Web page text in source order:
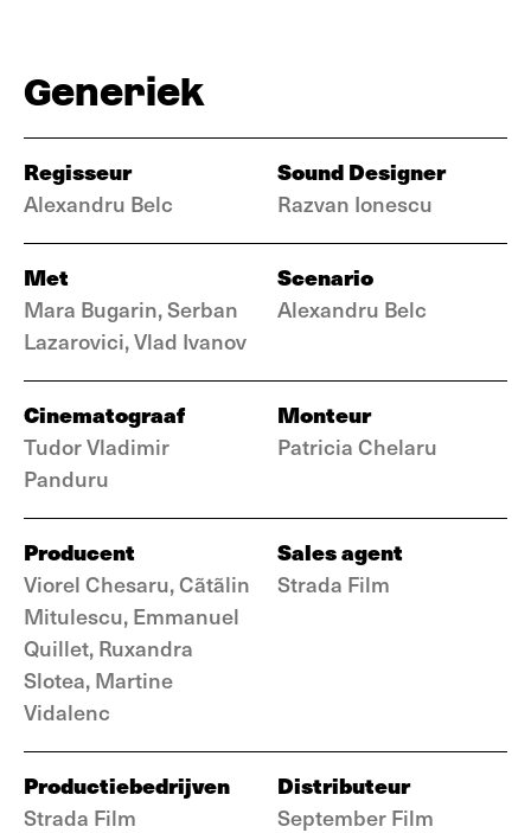
Generiek
Regisseur
Alexandru Belc
Sound Designer
Razvan Ionescu
Met
Mara Bugarin, Serban
Lazarovici, Vlad Ivanov
Scenario
Alexandru Belc
Cinematograaf
Tudor Vladimir
Panduru
Monteur
Patricia Chelaru
Producent
Viorel Chesaru, Cãtãlin
Mitulescu, Emmanuel
Quillet, Ruxandra
Slotea, Martine
Vidalenc
Sales agent
Strada Film
Productiebedrijven
Strada Film
Distributeur
September Film